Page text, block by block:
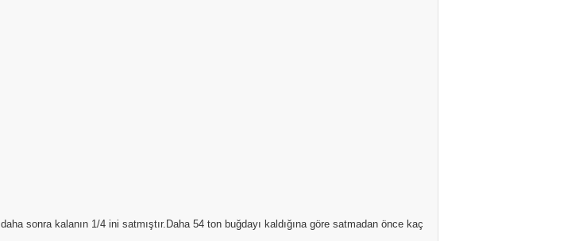
sonra kalanın 1/4 ini satmıştır.Daha 54 ton buğdayı kaldığına göre satmadan önce kaç